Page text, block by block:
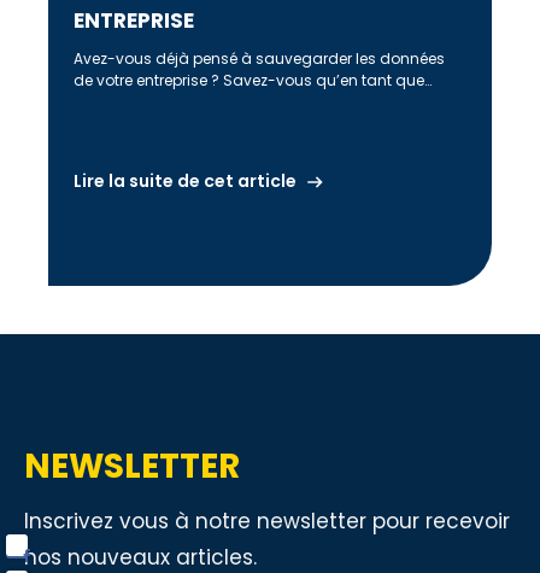
ENTREPRISE
Avez-vous déjà pensé à sauvegarder les données
de votre entreprise ? Savez-vous qu’en tant que
Lire la suite de cet article
NEWSLETTER
Inscrivez vous à notre newsletter pour recevoir
nos nouveaux articles.